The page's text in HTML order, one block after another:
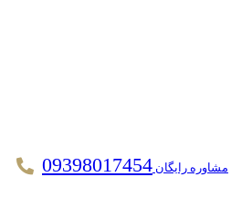
مشاوره رایگان 09398017454